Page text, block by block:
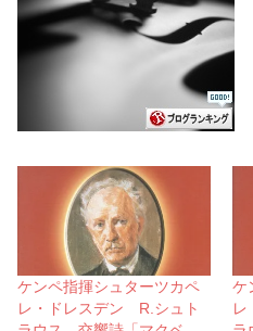
ケンペ指揮シュターツカペ
レ・ドレスデン R.シュト
ケ